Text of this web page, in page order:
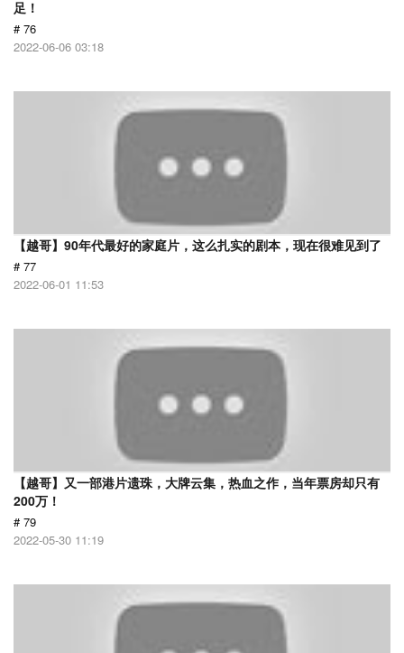
足！
# 76
2022-06-06 03:18
【越哥】90年代最好的家庭片，这么扎实的剧本，现在很难见到了
# 77
2022-06-01 11:53
【越哥】又一部港片遗珠，大牌云集，热血之作，当年票房却只有
200万！
# 79
2022-05-30 11:19